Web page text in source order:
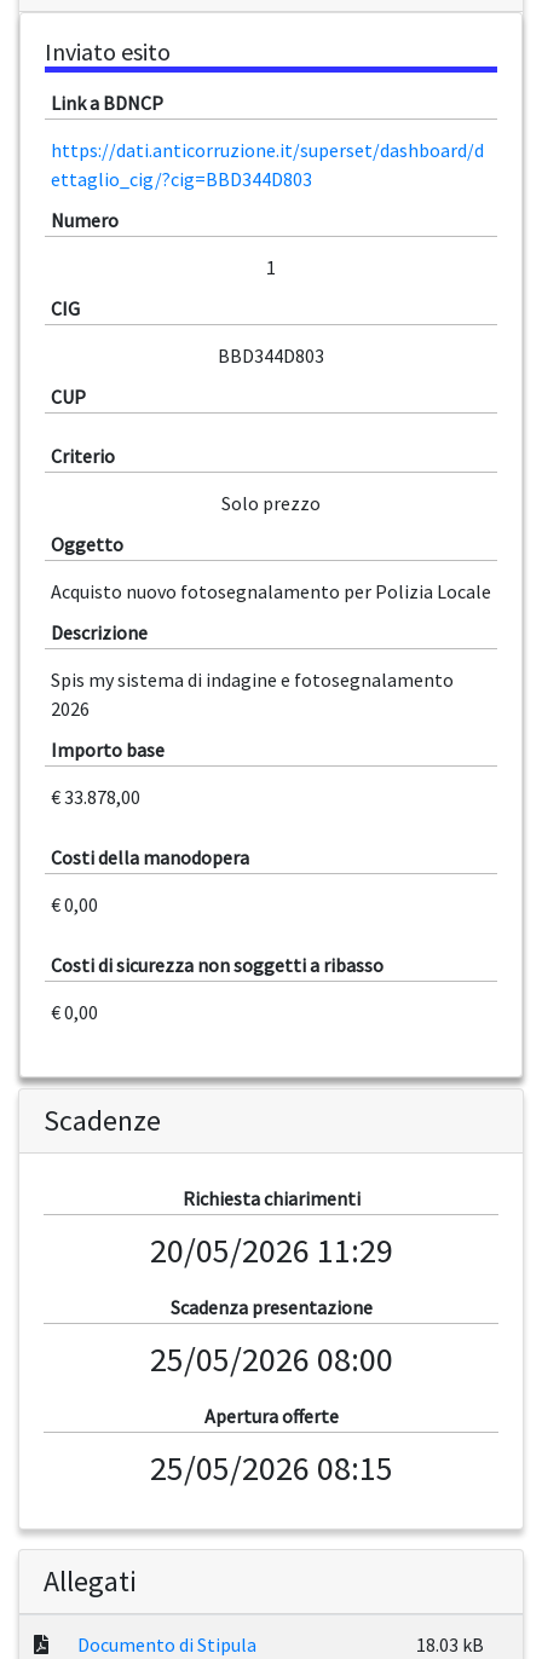
Inviato esito
Link a BDNCP
https://dati.anticorruzione.it/superset/dashboard/d
ettaglio_cig/?cig=BBD344D803
Numero
1
CIG
BBD344D803
CUP
Criterio
Solo prezzo
Oggetto
Acquisto nuovo fotosegnalamento per Polizia Locale
Descrizione
Spis my sistema di indagine e fotosegnalamento
2026
Importo base
€ 33.878,00
Costi della manodopera
€ 0,00
Costi di sicurezza non soggetti a ribasso
€ 0,00
Scadenze
Richiesta chiarimenti
20/05/2026 11:29
Scadenza presentazione
25/05/2026 08:00
Apertura offerte
25/05/2026 08:15
Allegati
Documento di Stipula 18.03 kB